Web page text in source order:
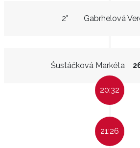
Gabrhelová
2"
Šustáčková Markéta
20:32
21:26